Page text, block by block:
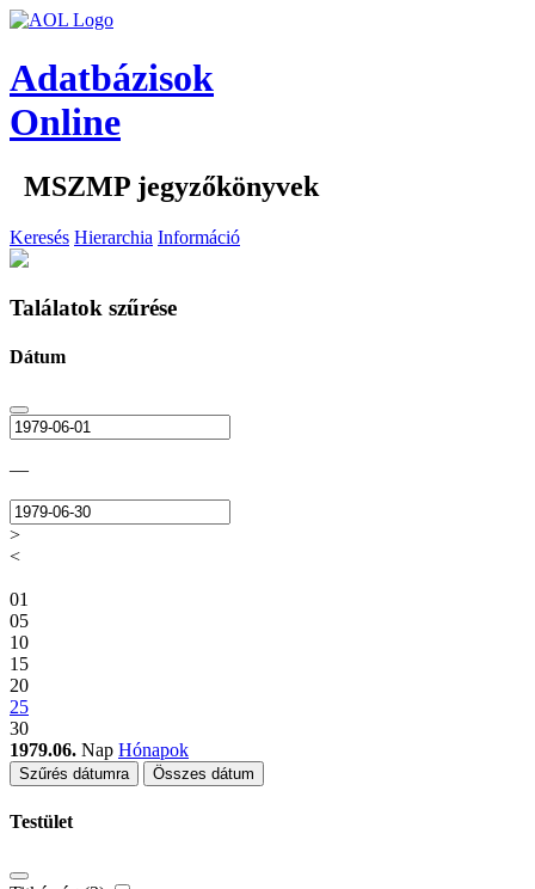
Adatbázisok
Online
MSZMP jegyzőkönyvek
Keresés Hierarchia Információ
Találatok szűrése
Dátum
—
>
<
01
05
10
15
20
25
30
1979.06. Nap Hónapok
Szűrés dátumra Összes dátum
Testület